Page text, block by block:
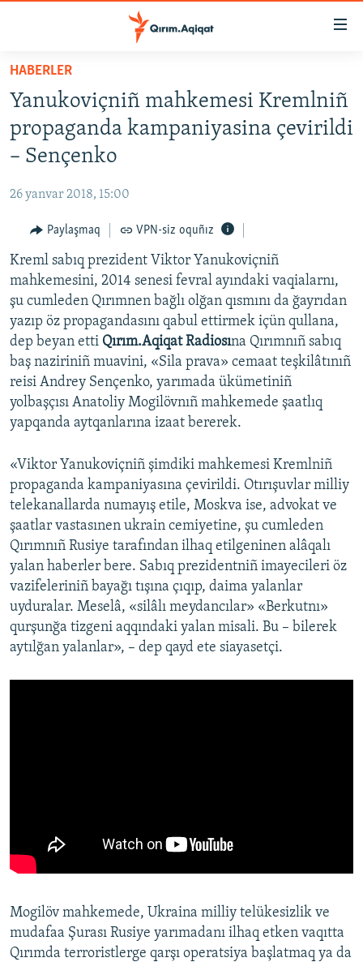
Esas
qaytmaq
Baş
navigatsiyağa
qaytmaq
Qıdıruvğa
qaytmaq
HABERLER
İQTİSADİYAT
MEDENİYET
İNSAN AQLARI
VİDEO
SÜRET
BLOGLAR
FİKİR
Русский
Українською
QOŞULIÑIZ!
RFE/RS bütün saytları
HABERLER
Yanukoviçniñ mahkemesi Kremlniñ
propaganda kampaniyasina çevirildi
– Sençenko
26 yanvar 2018, 15:00
Paylaşmaq VPN-siz oquñız
Kreml sabıq prezident Viktor Yanukoviçniñ
mahkemesini, 2014 senesi fevral ayındaki vaqialarnı,
şu cumleden Qırımnen bağlı olğan qısmını da ğayrıdan
yazıp öz propagandasını qabul ettirmek içün qullana,
dep beyan etti Qırım.Aqiqat Radiosına Qırımnıñ sabıq
baş naziriniñ muavini, «Sila prava» cemaat teşkilâtınıñ
reisi Andrey Sençenko, yarımada ükümetiniñ
yolbaşçısı Anatoliy Mogilövnıñ mahkemede şaatlıq
yapqanda aytqanlarına izaat bererek.
«Viktor Yanukoviçniñ şimdiki mahkemesi Kremlniñ
propaganda kampaniyasına çevirildi. Otırışuvlar milliy
telekanallarda numayış etile, Moskva ise, advokat ve
şaatlar vastasınen ukrain cemiyetine, şu cumleden
Qırımnıñ Rusiye tarafından ilhaq etilgeninen alâqalı
yalan haberler bere. Sabıq prezidentniñ imayecileri öz
vazifeleriniñ bayağı tışına çıqıp, daima yalanlar
uyduralar. Meselâ, «silâlı meydancılar» «Berkutnı»
qurşunğa tizgeni aqqındaki yalan misali. Bu – bilerek
aytılğan yalanlar», – dep qayd ete siayasetçi.
Mogilöv mahkemede, Ukraina milliy telükesizlik ve
mudafaa Şurası Rusiye yarımadanı ilhaq etken vaqıtta
Qırımda terroristlerge qarşı operatsiya başlatmaq ya da